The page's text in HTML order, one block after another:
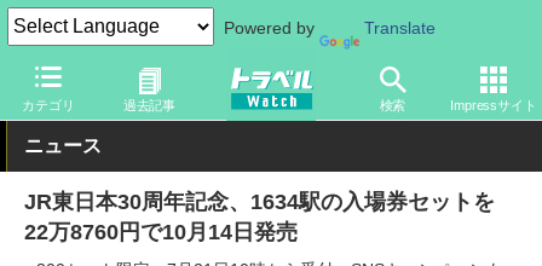
Powered by Translate
カテゴリ 過去記事 検索 Impressサイト
トラベル Watch 企業・政府・官庁 鉄道 JR
ニュース
JR東日本30周年記念、1634駅の入場券セットを
22万8760円で10月14日発売